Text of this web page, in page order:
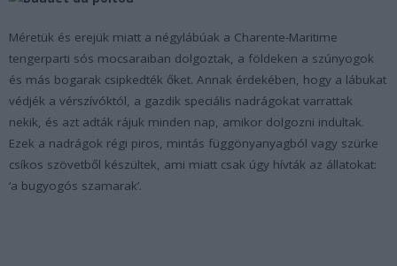
Méretük és erejük miatt a négylábúak a Charente-Maritime
tengerparti sós mocsaraiban dolgoztak, a földeken a szúnyogok
és más bogarak csipkedték őket. Annak érdekében, hogy a lábukat
védjék a vérszívóktól, a gazdik speciális nadrágokat varrattak
nekik, és azt adták rájuk minden nap, amikor dolgozni indultak.
Ezek a nadrágok régi piros, mintás függönyanyagból vagy szürke
csíkos szövetből készültek, ami miatt csak úgy hívták az állatokat:
‘a bugyogós szamarak’.